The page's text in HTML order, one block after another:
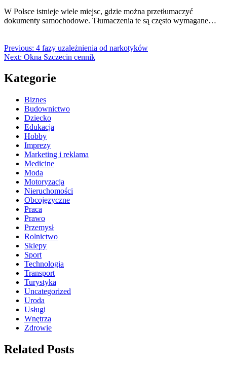
W Polsce istnieje wiele miejsc, gdzie można przetłumaczyć
dokumenty samochodowe. Tłumaczenia te są często wymagane…
Previous: 4 fazy uzależnienia od narkotyków
Next: Okna Szczecin cennik
Kategorie
Biznes
Budownictwo
Dziecko
Edukacja
Hobby
Imprezy
Marketing i reklama
Medicine
Moda
Motoryzacja
Nieruchomości
Obcojęzyczne
Praca
Prawo
Przemysł
Rolnictwo
Sklepy
Sport
Technologia
Transport
Turystyka
Uncategorized
Uroda
Usługi
Wnętrza
Zdrowie
Related Posts